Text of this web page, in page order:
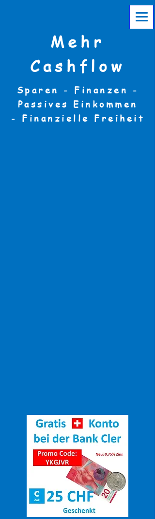
Mehr
Cashflow
Sparen - Finanzen -
Passives Einkommen
- Finanzielle Freiheit